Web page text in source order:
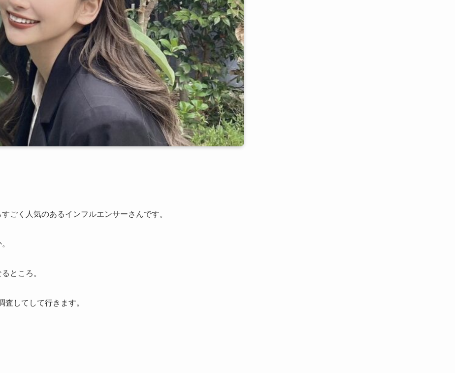
ごく人気のあるインフルエンサーさんです。
ところ。
してして行きます。